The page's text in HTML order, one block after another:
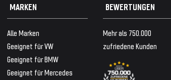
MARKEN
Alle Marken
Geeignet für VW
Geeignet für BMW
Geeignet für Mercedes
BEWERTUNGEN
Mehr als 750.000
zufriedene Kunden